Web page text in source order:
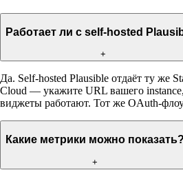
Работает ли с self-hosted
+
Да. Self-hosted Plausible отдаёт ту же
Cloud — укажите URL вашего
виджеты работают. Тот же OAuth-
Какие метрики можно показать?
+